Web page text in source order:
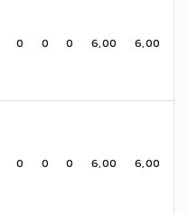
0 0 0 6,00 6,00
0 0 0 6,00 6,00